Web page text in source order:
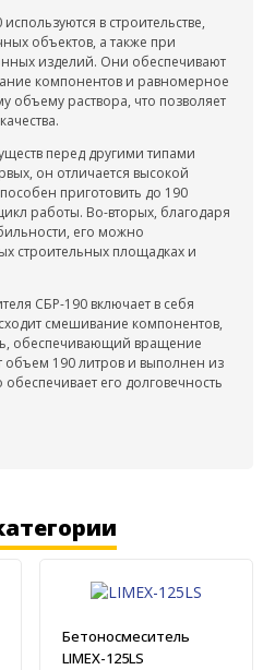
в строительстве,
объектов, а также при
изделий. Они обеспечивают
компонентов и равномерное
объему раствора, что позволяет
перед другими типами
он отличается высокой
приготовить до 190
работы. Во-вторых, благодаря
его можно
строительных площадках и
СБР-190 включает в себя
смешивание компонентов,
обеспечивающий вращение
190 литров и выполнен из
его долговечность
Бетоносмеситель
LIMEX-125LS